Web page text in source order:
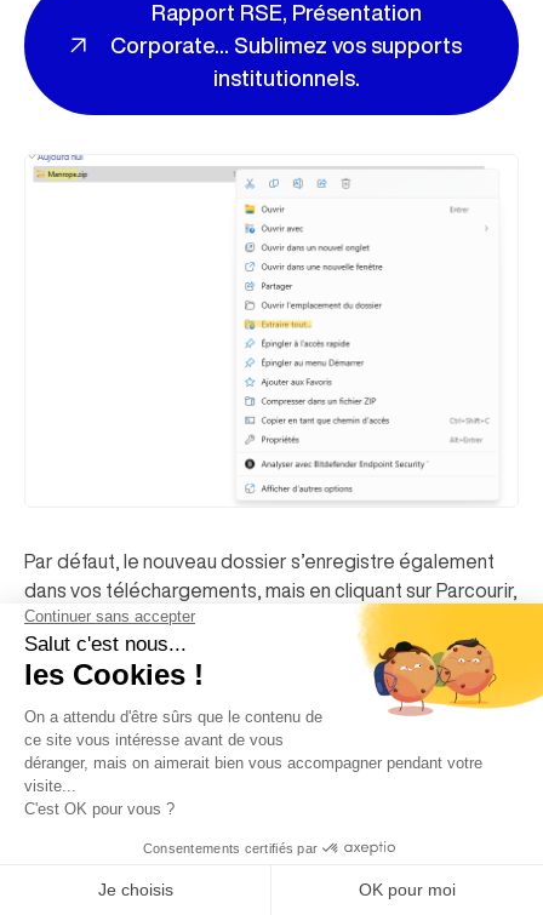
Rapport RSE, Présentation
Corporate... Sublimez vos supports
institutionnels.
Par défaut, le nouveau dossier s’enregistre également
dans vos téléchargements, mais en cliquant sur Parcourir,
vous pouvez les enregistrer à un emplacement de votre
choix.